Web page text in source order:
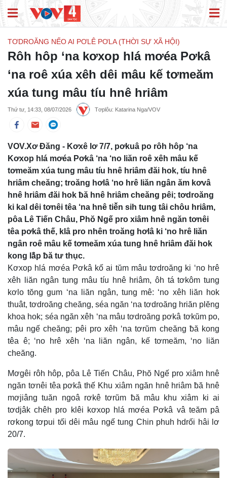
TƠDROĂNG NẾO AI PƠLÊ PƠLA (THỜI SỰ XÃ HỘI)
Rôh hôp ‘na kơxop hlá mơéa Pơkâ
‘na roê xúa xêh dêi mâu kế tơmeăm
xúa tung mâu tíu hnê hriâm
Thứ tư, 14:33, 08/07/2026 Tơplôu: Katarina Nga/VOV
VOV.Xơ Đăng - Kơxê lơ 7/7, pơkuâ po rôh hôp ‘na
Kơxop hlá mơéa Pơkâ ‘na ‘no liăn roê xêh mâu kế
tơmeăm xúa tung mâu tíu hnê hriâm đăi hok, tíu hnê
hriâm cheăng; troăng hơlâ ‘no hrê liăn ngân ăm kơvâ
hnê hriâm đăi hok ƀă hnê hriâm cheăng pêi; tơdroăng
ki kal dêi tơnêi têa ‘na hnê tiê̆n sih tung tâi chôu hriâm,
pôa Lê Tiến Châu, Phŏ Ngế pro xiâm hnê ngăn tơnêi
têa pơkâ thế, klâ pro nhên troăng hơlâ ki ‘no hrê liăn
ngân roê mâu kế tơmeăm xúa tung hnê hriâm đăi hok
kong lâ̆p ƀă tư thục.
Kơxop hlá mơéa Pơkâ kố ai tŭm mâu tơdroăng ki ‘no hrê
xêh liăn ngân tung mâu tíu hnê hriâm, ôh tá tơkôm tung
kơlo tŏng gum ‘na liăn ngân, tung mê: ‘no xêh liăn hok
thuât, tơdroăng cheăng, séa ngăn ‘na tơdroăng hriăn plĕng
khoa hok; séa ngăn xêh ‘na mâu tơdroăng pơkâ tơkŭm po,
mâu ngế cheăng; pêi pro xêh ‘na tơrŭm cheăng ƀă kong
têa ê; ‘no hrê xêh ‘na liăn ngân, kế tơmeăm, ‘no liăn
cheăng.
Mơgêi rôh hôp, pôa Lê Tiến Châu, Phŏ Ngế pro xiâm hnê
ngăn tơnêi têa pơkâ thế Khu xiâm ngăn hnê hriâm ƀă hnê
mơjiâng tuăn ngoâ rơkê tơrŭm ƀă mâu khu xiâm ki ai
tơdjâk chêh pro klêi kơxop hlá mơéa Pơkâ vâ teăm pâ
rơkong tơpui tối dêi mâu ngế tung Chin phuh hdrối hâi lơ
20/7.